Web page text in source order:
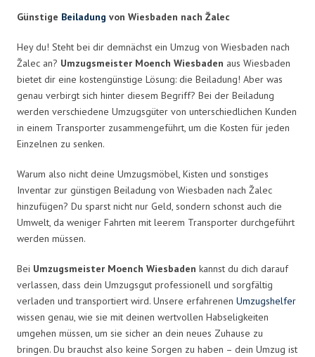
Günstige Beiladung von Wiesbaden nach Žalec
Hey du! Steht bei dir demnächst ein Umzug von Wiesbaden nach
Žalec an? Umzugsmeister Moench Wiesbaden aus Wiesbaden
bietet dir eine kostengünstige Lösung: die Beiladung! Aber was
genau verbirgt sich hinter diesem Begriff? Bei der Beiladung
werden verschiedene Umzugsgüter von unterschiedlichen Kunden
in einem Transporter zusammengeführt, um die Kosten für jeden
Einzelnen zu senken.
Warum also nicht deine Umzugsmöbel, Kisten und sonstiges
Inventar zur günstigen Beiladung von Wiesbaden nach Žalec
hinzufügen? Du sparst nicht nur Geld, sondern schonst auch die
Umwelt, da weniger Fahrten mit leerem Transporter durchgeführt
werden müssen.
Bei Umzugsmeister Moench Wiesbaden kannst du dich darauf
verlassen, dass dein Umzugsgut professionell und sorgfältig
verladen und transportiert wird. Unsere erfahrenen Umzugshelfer
wissen genau, wie sie mit deinen wertvollen Habseligkeiten
umgehen müssen, um sie sicher an dein neues Zuhause zu
bringen. Du brauchst also keine Sorgen zu haben – dein Umzug ist